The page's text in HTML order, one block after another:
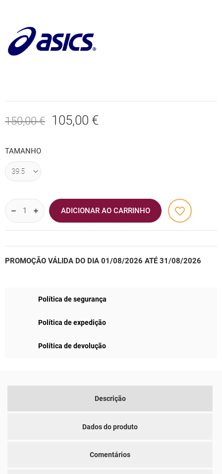
150,00 € 105,00 €
TAMANHO
ADICIONAR AO CARRINHO favorite_border
PROMOÇÃO VÁLIDA DO DIA 01/08/2026 ATÉ 31/08/2026
Política de segurança
Política de expedição
Política de devolução
Descrição
Dados do produto
Comentários